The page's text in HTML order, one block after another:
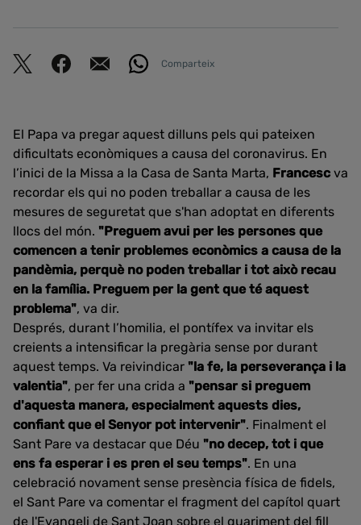
Comparteix
El Papa va pregar aquest dilluns pels qui pateixen
dificultats econòmiques a causa del coronavirus. En
l’inici de la Missa a la Casa de Santa Marta, Francesc va
recordar els qui no poden treballar a causa de les
mesures de seguretat que s'han adoptat en diferents
llocs del món. "Preguem avui per les persones que
comencen a tenir problemes econòmics a causa de la
pandèmia, perquè no poden treballar i tot això recau
en la família. Preguem per la gent que té aquest
problema", va dir.
Després, durant l’homilia, el pontífex va invitar els
creients a intensificar la pregària sense por durant
aquest temps. Va reivindicar "la fe, la perseverança i la
valentia", per fer una crida a "pensar si preguem
d'aquesta manera, especialment aquests dies,
confiant que el Senyor pot intervenir". Finalment el
Sant Pare va destacar que Déu "no decep, tot i que
ens fa esperar i es pren el seu temps". En una
celebració novament sense presència física de fidels,
el Sant Pare va comentar el fragment del capítol quart
de l'Evangeli de Sant Joan sobre el guariment del fill